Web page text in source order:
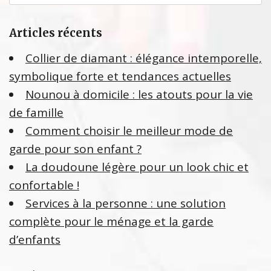
h
r
h
e
r
Articles récents
Collier de diamant : élégance intemporelle,
symbolique forte et tendances actuelles
Nounou à domicile : les atouts pour la vie
de famille
Comment choisir le meilleur mode de
garde pour son enfant ?
La doudoune légère pour un look chic et
confortable !
Services à la personne : une solution
complète pour le ménage et la garde
d’enfants